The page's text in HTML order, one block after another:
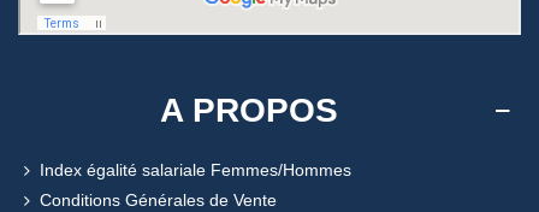
A PROPOS
Index égalité salariale Femmes/Hommes
Conditions Générales de Vente